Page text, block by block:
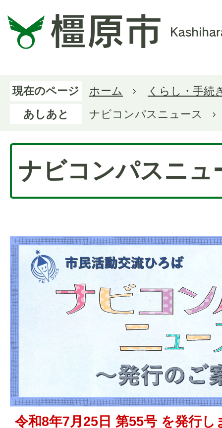
現在のページ ホーム
くらし・手続
あしあと
ナビコンパスニュース
ナビコンパスニュ
令和8年7月25日 第55号 を発行し